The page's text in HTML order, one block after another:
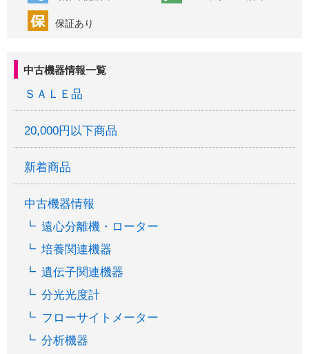
中古機器情報一覧
ＳＡＬＥ品
20,000円以下商品
新着商品
中古機器情報
遠心分離機・ローター
培養関連機器
遺伝子関連機器
分光光度計
フローサイトメーター
分析機器
保証あり